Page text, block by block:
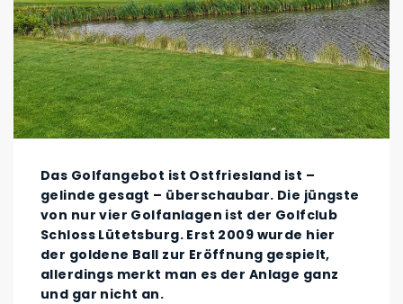
Das Golfangebot ist Ostfriesland ist –
gelinde gesagt – überschaubar. Die jüngste
von nur vier Golfanlagen ist der Golfclub
Schloss Lütetsburg. Erst 2009 wurde hier
der goldene Ball zur Eröffnung gespielt,
allerdings merkt man es der Anlage ganz
und gar nicht an.